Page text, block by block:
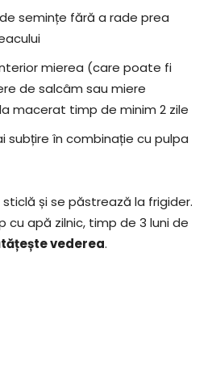
semințe fără a rade prea
mierea (care poate fi
de salcâm sau miere
macerat timp de minim 2 zile
subțire în combinație cu pulpa
și se păstrează la frigider.
cu apă zilnic, timp de 3 luni de
vederea.